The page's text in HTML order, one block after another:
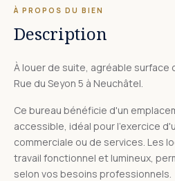
À PROPOS DU BIEN
Description
À louer de suite, agréable surface
Rue du Seyon 5 à Neuchâtel.
Ce bureau bénéficie d'un
accessible, idéal pour l'exercice
commerciale ou de services. Les
travail fonctionnel et lumineux,
selon vos besoins professionnels.